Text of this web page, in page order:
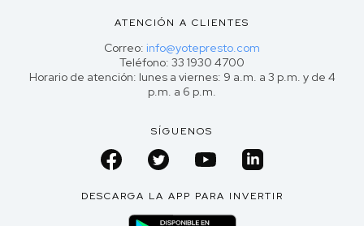
ATENCIÓN A CLIENTES
Correo: info@yotepresto.com
Teléfono: 33 1930 4700
Horario de atención: lunes a viernes: 9 a.m. a 3 p.m. y de 4
p.m. a 6 p.m.
SÍGUENOS
DESCARGA LA APP PARA INVERTIR